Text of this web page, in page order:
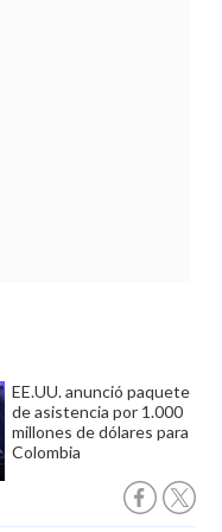
EE.UU. anunció paquete
de asistencia por 1.000
millones de dólares para
Colombia